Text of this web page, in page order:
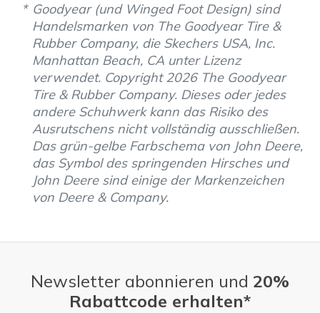
Goodyear (und Winged Foot Design) sind
Handelsmarken von The Goodyear Tire &
Rubber Company, die Skechers USA, Inc.
Manhattan Beach, CA unter Lizenz
verwendet. Copyright 2026 The Goodyear
Tire & Rubber Company. Dieses oder jedes
andere Schuhwerk kann das Risiko des
Ausrutschens nicht vollständig ausschließen.
Das grün-gelbe Farbschema von John Deere,
das Symbol des springenden Hirsches und
John Deere sind einige der Markenzeichen
von Deere & Company.
Newsletter abonnieren und 20%
Rabattcode erhalten*